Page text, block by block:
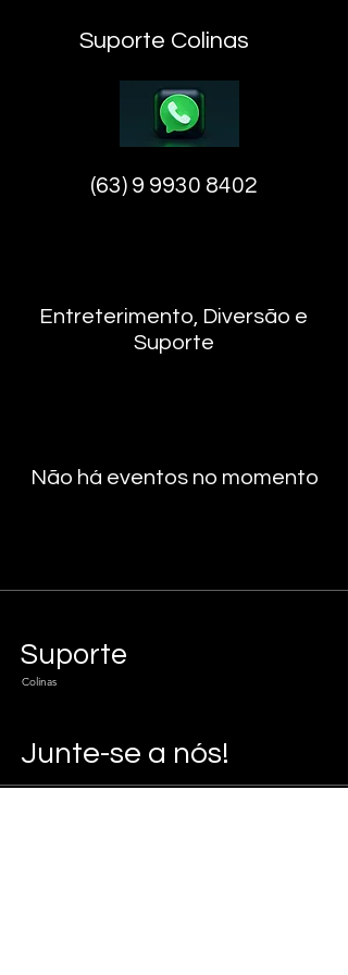
Entreterimento, Diversão e
Suporte
Suporte Colinas
(63) 9 9930 8402
Não há eventos no momento
Suporte
Colinas
Junte-se a nós!